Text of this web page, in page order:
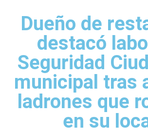
Dueño de
destacó
Seguridad
municipal tras
ladrones que
en su